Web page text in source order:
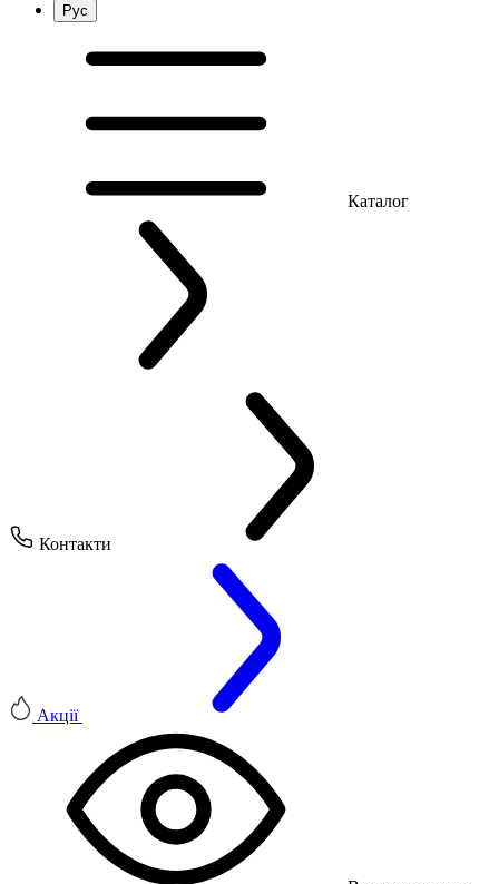
Рус
Каталог
Контакти
Акції